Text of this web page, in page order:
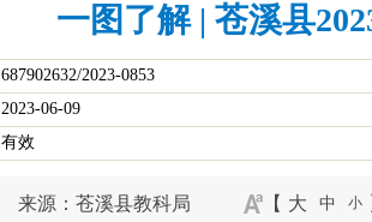
一图了解 | 苍溪县
687902632/2023-0853
2023-06-09
有效
来源：苍溪县教科局 【 大 中 小